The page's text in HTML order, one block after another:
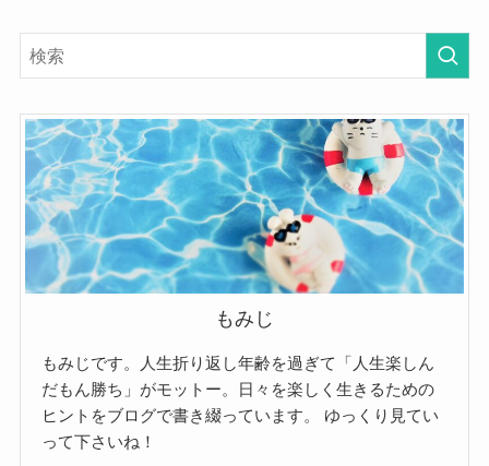
もみじ
もみじです。人生折り返し年齢を過ぎて「人生楽しん
だもん勝ち」がモットー。日々を楽しく生きるための
ヒントをブログで書き綴っています。
ゆっくり見てい
って下さいね！